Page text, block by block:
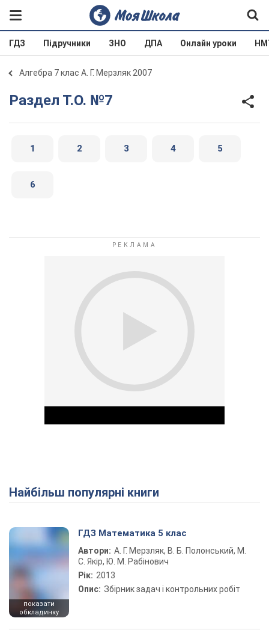
ГДЗ Підручники ЗНО ДПА Онлайн уроки
Алгебра 7 клас А. Г. Мерзляк 2007
Раздел Т.О. №7
1 2 3 4 5
6
Play Video
Найбільш популярні книги
показати
обкладинку
ГДЗ Математика 5 клас
Автори: А. Г. Мерзляк, В. Б. Полонський, М.
С. Якір, Ю. М. Рабінович
Рік: 2013
Опис: Збірник задач і контрольних робіт